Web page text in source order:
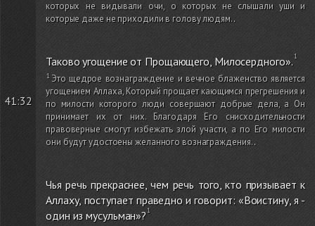
которых не видывали очи, о которых не слышали уши и
которые даже не приходили в голову людям..
41:32
Таково угощение от Прощающего, Милосердного».
Это щедрое вознаграждение и вечное блаженство является
угощением Аллаха, Который прощает кающимся прегрешения и
по милости которого люди совершают добрые дела, а Он
принимает их от них. Благодаря Его снисходительности
правоверные смогут избежать злой участи, а по Его милости
они будут удостоены желанного вознаграждения..
Чья речь прекраснее, чем речь того, кто призывает к
Аллаху, поступает праведно и говорит: «Воистину, я -
один из мусульман»?